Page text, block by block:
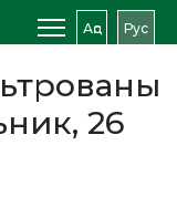
Аԥс Рус
26